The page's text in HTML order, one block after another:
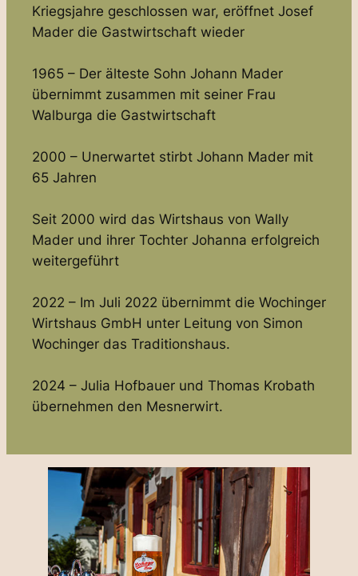
Kriegsjahre geschlossen war, eröffnet Josef
Mader die Gastwirtschaft wieder
1965 – Der älteste Sohn Johann Mader
übernimmt zusammen mit seiner Frau
Walburga die Gastwirtschaft
2000 – Unerwartet stirbt Johann Mader mit
65 Jahren
Seit 2000 wird das Wirtshaus von Wally
Mader und ihrer Tochter Johanna erfolgreich
weitergeführt
2022 – Im Juli 2022 übernimmt die Wochinger
Wirtshaus GmbH unter Leitung von Simon
Wochinger das Traditionshaus.
2024 – Julia Hofbauer und Thomas Krobath
übernehmen den Mesnerwirt.